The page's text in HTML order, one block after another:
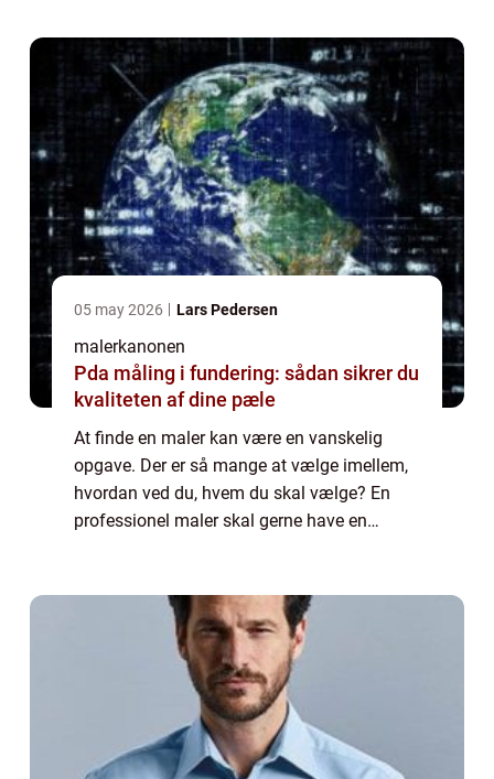
05 may 2026 Lars Pedersen
malerkanonen
Pda måling i fundering: sådan sikrer du
kvaliteten af dine pæle
At finde en maler kan være en vanskelig
opgave. Der er så mange at vælge imellem,
hvordan ved du, hvem du skal vælge? En
professionel maler skal gerne have en